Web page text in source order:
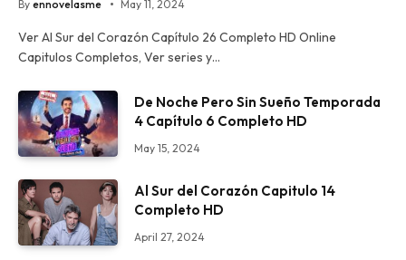
By ennovelasme May 11, 2024
Ver Al Sur del Corazón Capítulo 26 Completo HD Online
Capitulos Completos, Ver series y…
De Noche Pero Sin Sueño Temporada
4 Capítulo 6 Completo HD
May 15, 2024
Al Sur del Corazón Capitulo 14
Completo HD
April 27, 2024